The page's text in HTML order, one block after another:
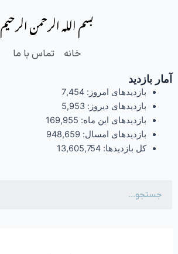
بسم الله الرحمن الرحیم
خانه تماس با ما
آمار بازدید
بازدیدهای امروز: 7,454
بازدیدهای دیروز: 5,953
بازدیدهای این ماه: 169,955
بازدیدهای امسال: 948,659
کل بازدیدها: 13,605,754